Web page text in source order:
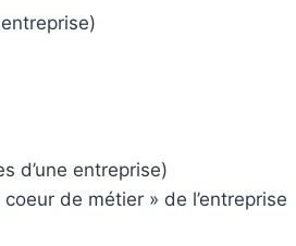
d’une entreprise)
de métier » de l’entreprise